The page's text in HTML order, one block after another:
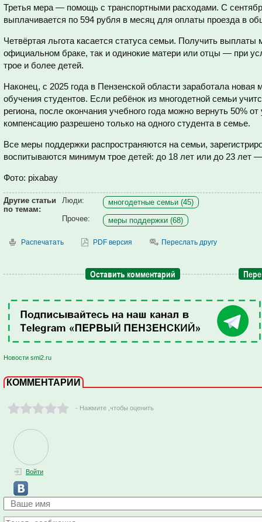
Третья мера — помощь с транспортными расходами. С
выплачивается по 594 рубля в месяц для оплаты проезда в
Четвёртая льгота касается статуса семьи. Получить выплаты
официальном браке, так и одинокие матери или отцы — при
трое и более детей.
Наконец, с 2025 года в Пензенской области заработала
обучения студентов. Если ребёнок из многодетной семьи
региона, после окончания учебного года можно вернуть 50%
компенсацию разрешено только на одного студента в семье.
Все меры поддержки распространяются на семьи,
воспитываются минимум трое детей: до 18 лет или до 23 лет
Фото: pixabay
Другие статьи
по темам:
Люди:
многодетные семьи (45)
Прочее:
меры поддержки (68)
Распечатать PDF версия Переслать другу
Оставить комментарий
Новости smi2.ru
КОММЕНТАРИИ
- Нажмите ,чтобы оценить
Войти